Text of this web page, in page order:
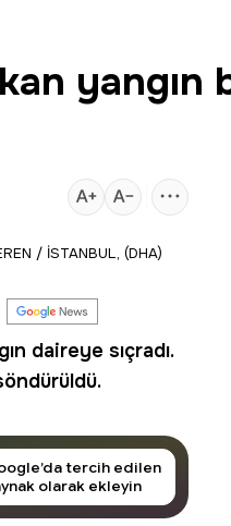
yangın
/ İSTANBUL, (DHA)
daireye sıçradı.
tercih edilen
olarak ekleyin